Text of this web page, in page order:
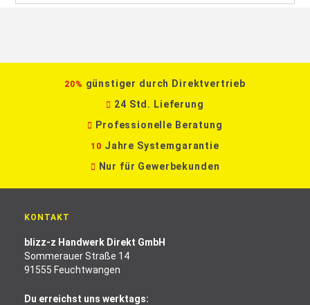
20% günstiger durch Direktvertrieb
24 Std. Lieferung
Professionelle Beratung
10 Jahre Systemgarantie
Nur für Gewerbekunden
KONTAKT
blizz-z Handwerk Direkt GmbH
Sommerauer Straße 14
91555 Feuchtwangen
Du erreichst uns werktags: